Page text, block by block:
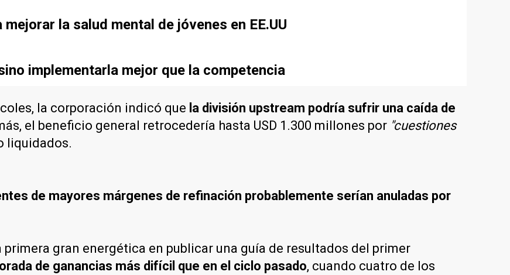
la salud mental de jóvenes en EE.UU
implementarla mejor que la competencia
la corporación indicó que la división upstream podría sufrir una caída de
el beneficio general retrocedería hasta USD 1.300 millones por "cuestiones
liquidados.
de mayores márgenes de refinación probablemente serían anuladas por
gran energética en publicar una guía de resultados del primer
de ganancias más difícil que en el ciclo pasado, cuando cuatro de los